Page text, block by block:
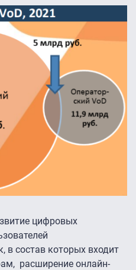
цифровых
в состав которых входит
расширение онлайн-